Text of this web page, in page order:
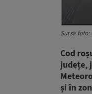
Sursa foto:
Cod
județe,
și în